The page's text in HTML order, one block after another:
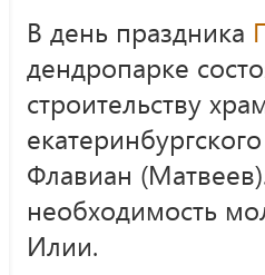
В день праздника
дендропарке
строительству
Флавиан
необходимость
Илии.